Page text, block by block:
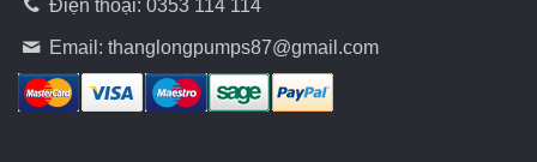
Điện thoại: 0353 114 114
Email:thanglongpumps87@gmail.com